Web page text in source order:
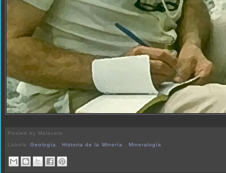
Posted by Malacate
Labels:Geología ,Historia de la Minería , Mineralogía